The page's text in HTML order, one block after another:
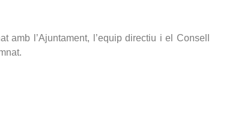
l’Ajuntament, l’equip directiu i el Consell